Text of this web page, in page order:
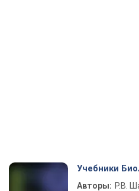
Учебники
Авторы: Р.В.